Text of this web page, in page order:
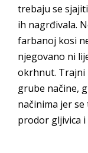
trebaju se
ih nagrđivala.
farbanoj kosi
njegovano ni
okrhnut. Trajni
grube načine,
načinima jer
prodor gljivica